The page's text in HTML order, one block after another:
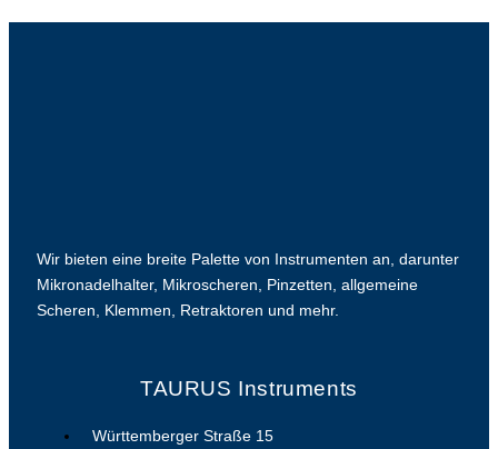
Wir bieten eine breite Palette von Instrumenten an, darunter
Mikronadelhalter, Mikroscheren, Pinzetten, allgemeine
Scheren, Klemmen, Retraktoren und mehr.
TAURUS Instruments
Württemberger Straße 15